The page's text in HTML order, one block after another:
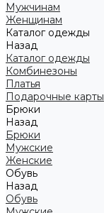
Мужчинам
Женщинам
Каталог одежды
Назад
Каталог одежды
Комбинезоны
Платья
Подарочные карты
Брюки
Назад
Брюки
Мужские
Женские
Обувь
Назад
Обувь